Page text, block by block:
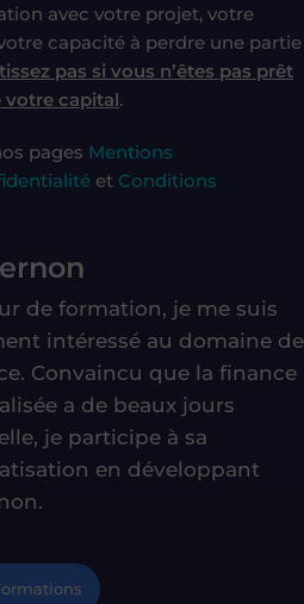
avec votre projet, votre
capacité à perdre une partie
pas si vous n’êtes pas prêt
votre capital.
pages Mentions
et Conditions
de formation, je me suis
intéressé au domaine de
Convaincu que la finance
a de beaux jours
je participe à sa
en développant